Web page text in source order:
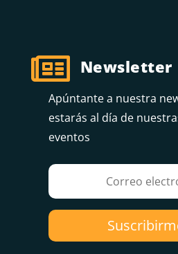
 Newsletter
Apúntante a nuestra
estarás al día de
eventos